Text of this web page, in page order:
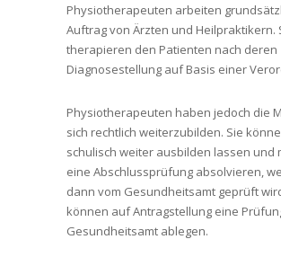
Physiotherapeuten arbeiten
Auftrag von Ärzten und Heilpraktikern.
therapieren den Patienten nach deren
Diagnosestellung auf Basis einer
Physiotherapeuten haben jedoch die
sich rechtlich weiterzubilden. Sie
schulisch weiter ausbilden lassen und
eine Abschlussprüfung absolvieren,
dann vom Gesundheitsamt geprüft
können auf Antragstellung eine
Gesundheitsamt ablegen.